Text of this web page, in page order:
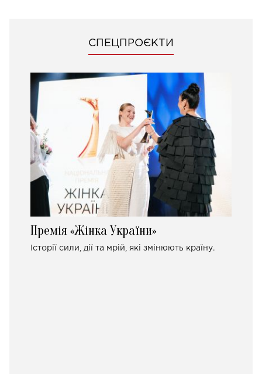
СПЕЦПРОЄКТИ
Премія «Жінка України»
Історії сили, дії та мрій, які змінюють країну.